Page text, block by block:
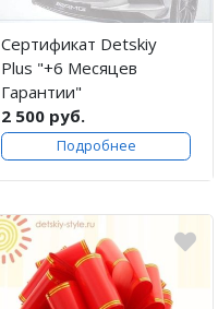
Сертификат Detskiy
Plus "+6 Месяцев
Гарантии"
2 500 руб.
Подробнее